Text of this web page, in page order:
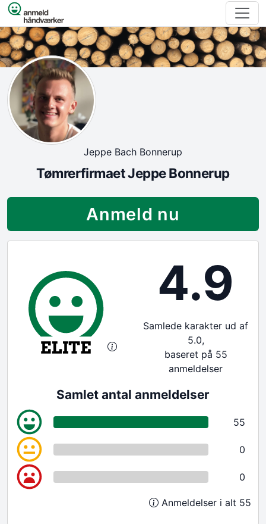
Spring til indhold
Jeppe Bach Bonnerup
Tømrerfirmaet Jeppe Bonnerup
Anmeld nu
4.9
Samlede karakter ud af
5.0,
baseret på 55
anmeldelser
Samlet antal anmeldelser
55
0
0
Anmeldelser i alt 55